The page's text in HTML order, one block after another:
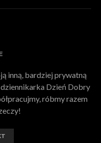
inną, bardziej prywatną
Dzień Dobry
róbmy razem